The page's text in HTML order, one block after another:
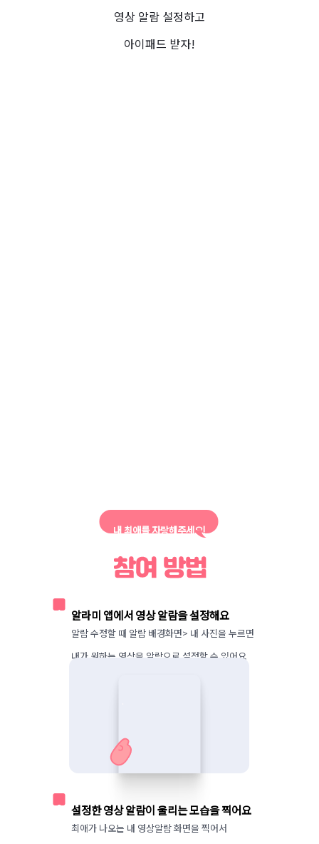
내 최애를 자랑해주세요!
1
2
알람 수정할 때 알람 배경화면> 내 사진을 누르면
내가 원하는 영상을 알람으로 설정할 수 있어요
최애가 나오는 내 영상알람 화면을 찍어서
알라미 앱에서 영상 알람을 설정해요
설정한 영상 알람이 울리는 모습을 찍어요
영상 알람 설정하고
아이패드 받자!